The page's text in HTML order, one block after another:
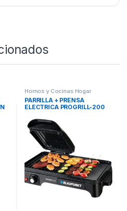
Hornos y Cocinas Hogar
PARRILLA + PRENSA
ELECTRICA PROGRILL-200